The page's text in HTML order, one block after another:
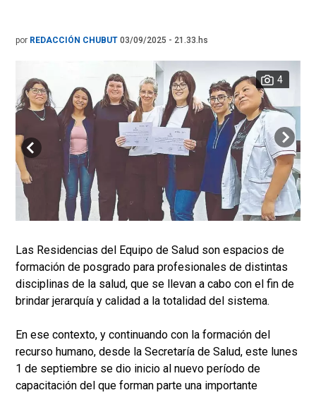
por REDACCIÓN CHUBUT 03/09/2025 - 21.33.hs
4
Las Residencias del Equipo de Salud son espacios de
formación de posgrado para profesionales de distintas
disciplinas de la salud, que se llevan a cabo con el fin de
brindar jerarquía y calidad a la totalidad del sistema.
En ese contexto, y continuando con la formación del
recurso humano, desde la Secretaría de Salud, este lunes
1 de septiembre se dio inicio al nuevo período de
capacitación del que forman parte una importante